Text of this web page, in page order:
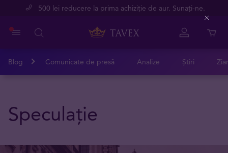
500 lei reducere la prima achiziție de aur. Sunați-ne.
Blog Comunicate de presă Analize Știri
Speculație
Close